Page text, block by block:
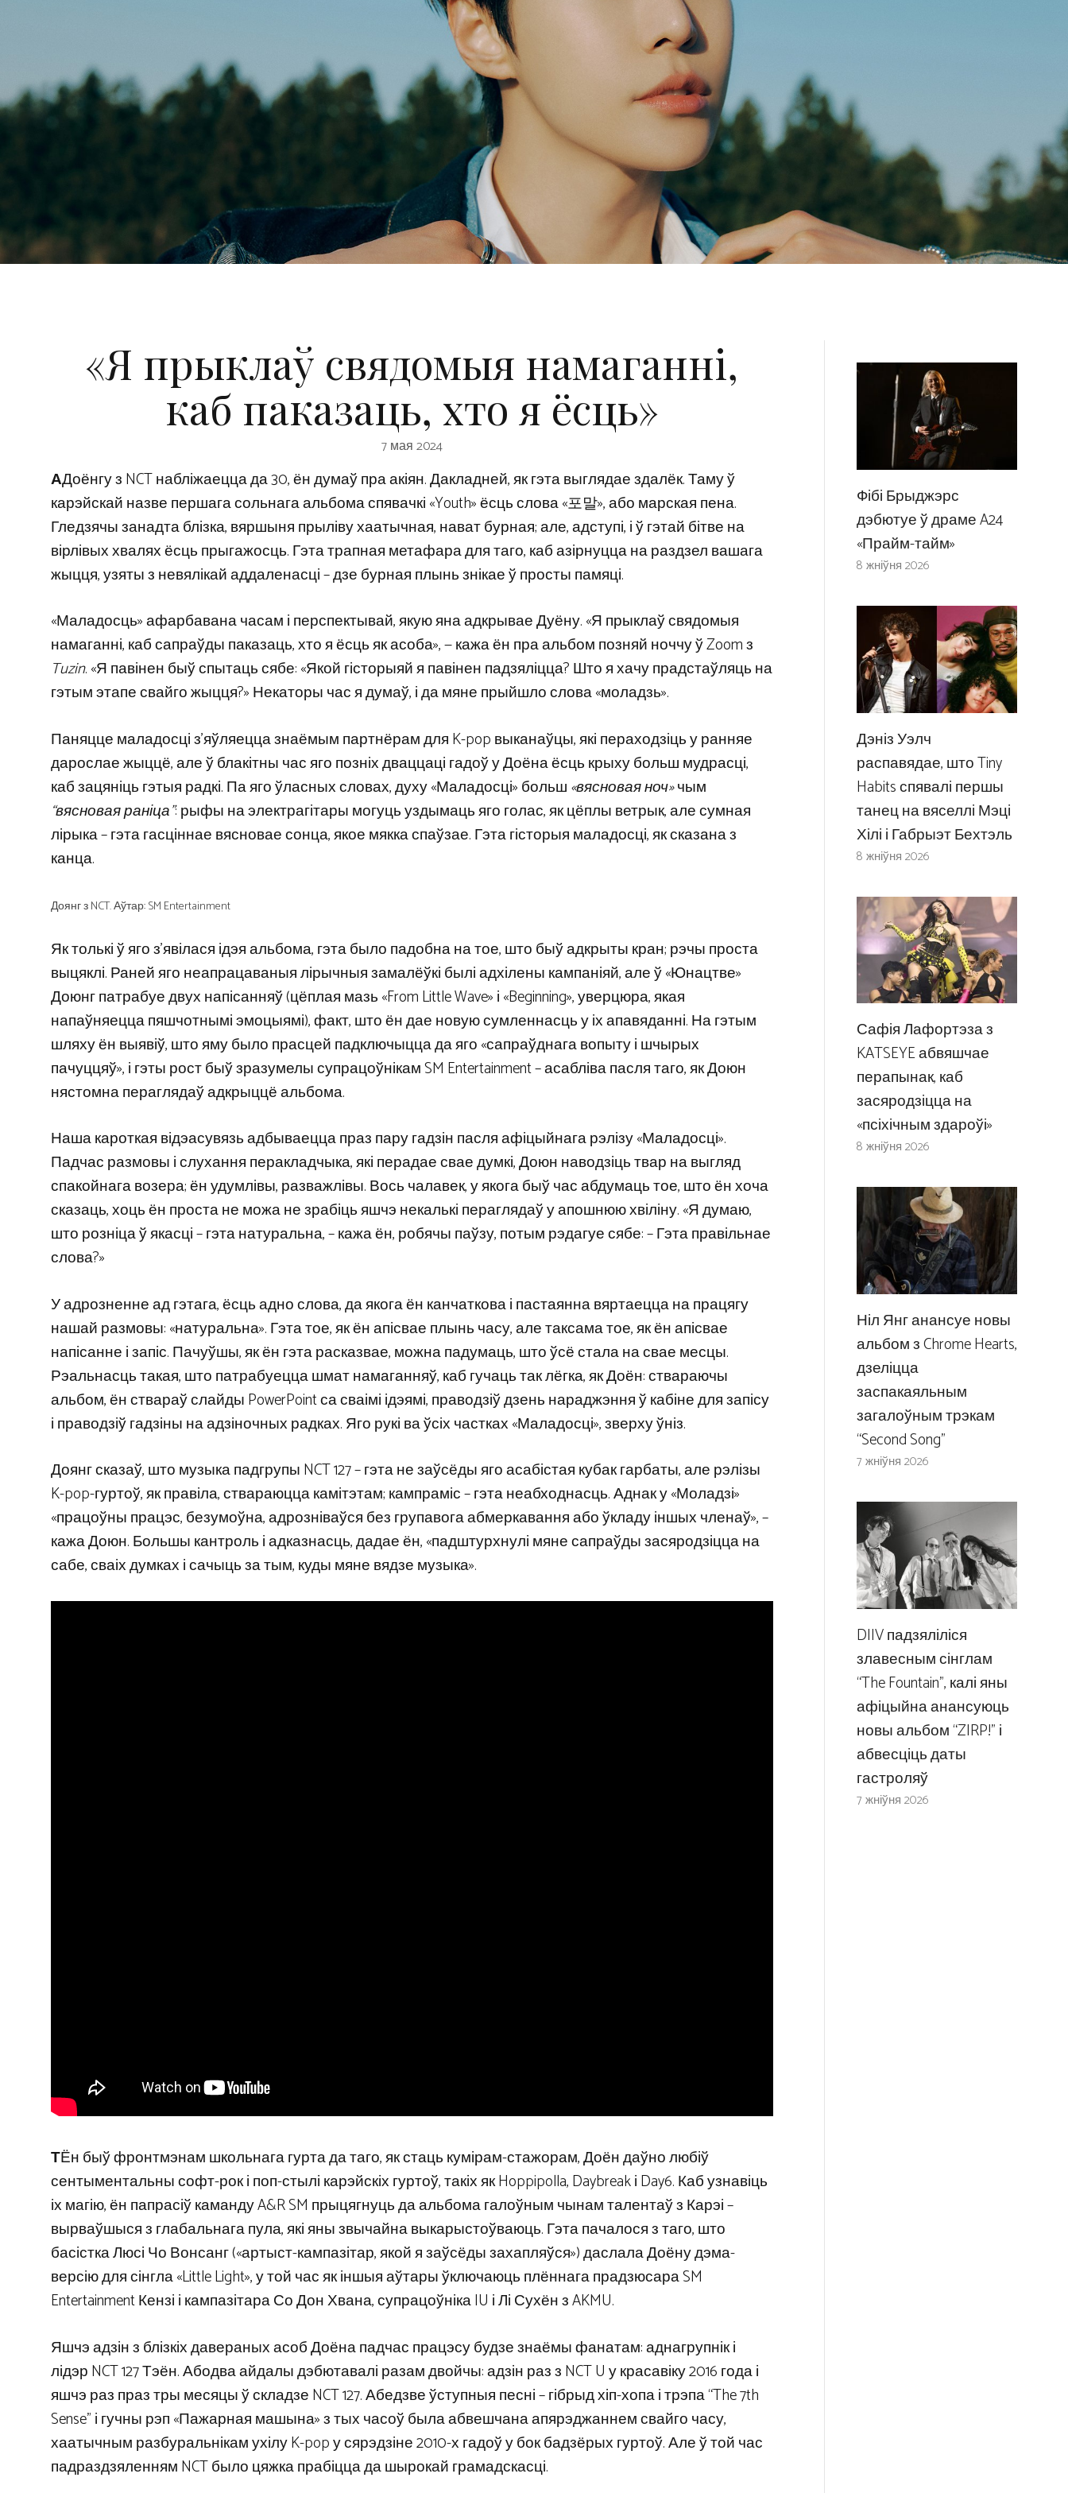
«Я прыклаў свядомыя намаганні,
каб паказаць, хто я ёсць»
7 мая 2024
АДоёнгу з NCT набліжаецца да 30, ён думаў пра акіян. Дакладней, як гэта выглядае здалёк. Таму ў
карэйскай назве першага сольнага альбома спявачкі «Youth» ёсць слова «포말», або марская пена.
Гледзячы занадта блізка, вяршыня прыліву хаатычная, нават бурная; але, адступі, і ў гэтай бітве на
вірлівых хвалях ёсць прыгажосць. Гэта трапная метафара для таго, каб азірнуцца на раздзел вашага
жыцця, узяты з невялікай аддаленасці – дзе бурная плынь знікае ў просты памяці.
«Маладосць» афарбавана часам і перспектывай, якую яна адкрывае Дуёну. «Я прыклаў свядомыя
намаганні, каб сапраўды паказаць, хто я ёсць як асоба», — кажа ён пра альбом позняй ноччу ў Zoom з
Tuzin. «Я павінен быў спытаць сябе: «Якой гісторыяй я павінен падзяліцца? Што я хачу прадстаўляць на
гэтым этапе свайго жыцця?» Некаторы час я думаў, і да мяне прыйшло слова «моладзь».
Паняцце маладосці з'яўляецца знаёмым партнёрам для K-pop выканаўцы, які пераходзіць у ранняе
дарослае жыццё, але ў блакітны час яго позніх дваццаці гадоў у Доёна ёсць крыху больш мудрасці,
каб зацяніць гэтыя радкі. Па яго ўласных словах, духу «Маладосці» больш«вясновая ноч»чым
“вясновая раніца”: рыфы на электрагітары могуць уздымаць яго голас, як цёплы ветрык, але сумная
лірыка – гэта гасціннае вясновае сонца, якое мякка спаўзае. Гэта гісторыя маладосці, як сказана з
канца.
Доянг з NCT. Аўтар: SM Entertainment
Як толькі ў яго з'явілася ідэя альбома, гэта было падобна на тое, што быў адкрыты кран; рэчы проста
выцяклі. Раней яго неапрацаваныя лірычныя замалёўкі былі адхілены кампаніяй, але ў «Юнацтве»
Доюнг патрабуе двух напісанняў (цёплая мазь «From Little Wave» і «Beginning», уверцюра, якая
напаўняецца пяшчотнымі эмоцыямі), факт, што ён дае новую сумленнасць у іх апавяданні. На гэтым
шляху ён выявіў, што яму было прасцей падключыцца да яго «сапраўднага вопыту і шчырых
пачуццяў», і гэты рост быў зразумелы супрацоўнікам SM Entertainment – асабліва пасля таго, як Доюн
нястомна пераглядаў адкрыццё альбома.
Наша кароткая відэасувязь адбываецца праз пару гадзін пасля афіцыйнага рэлізу «Маладосці».
Падчас размовы і слухання перакладчыка, які перадае свае думкі, Доюн наводзіць твар на выгляд
спакойнага возера; ён удумлівы, разважлівы. Вось чалавек, у якога быў час абдумаць тое, што ён хоча
сказаць, хоць ён проста не можа не зрабіць яшчэ некалькі пераглядаў у апошнюю хвіліну. «Я думаю,
што розніца ў якасці – гэта натуральна, – кажа ён, робячы паўзу, потым рэдагуе сябе: – Гэта правільнае
слова?»
У адрозненне ад гэтага, ёсць адно слова, да якога ён канчаткова і пастаянна вяртаецца на працягу
нашай размовы: «натуральна». Гэта тое, як ён апісвае плынь часу, але таксама тое, як ён апісвае
напісанне і запіс. Пачуўшы, як ён гэта расказвае, можна падумаць, што ўсё стала на свае месцы.
Рэальнасць такая, што патрабуецца шмат намаганняў, каб гучаць так лёгка, як Доён: ствараючы
альбом, ён ствараў слайды PowerPoint са сваімі ідэямі, праводзіў дзень нараджэння ў кабіне для запісу
і праводзіў гадзіны на адзіночных радках. Яго рукі ва ўсіх частках «Маладосці», зверху ўніз.
Доянг сказаў, што музыка падгрупы NCT 127 – гэта не заўсёды яго асабістая кубак гарбаты, але рэлізы
K-pop-гуртоў, як правіла, ствараюцца камітэтам; кампраміс – гэта неабходнасць. Аднак у «Моладзі»
«працоўны працэс, безумоўна, адрозніваўся без групавога абмеркавання або ўкладу іншых членаў», –
кажа Доюн. Большы кантроль і адказнасць, дадае ён, «падштурхнулі мяне сапраўды засяродзіцца на
сабе, сваіх думках і сачыць за тым, куды мяне вядзе музыка».
ТЁн быў фронтмэнам школьнага гурта да таго, як стаць кумірам-стажорам, Доён даўно любіў
сентыментальны софт-рок і поп-стылі карэйскіх гуртоў, такіх як Hoppipolla, Daybreak і Day6. Каб узнавіць
іх магію, ён папрасіў каманду A&R SM прыцягнуць да альбома галоўным чынам талентаў з Карэі –
вырваўшыся з глабальнага пула, які яны звычайна выкарыстоўваюць. Гэта пачалося з таго, што
басістка Люсі Чо Вонсанг («артыст-кампазітар, якой я заўсёды захапляўся») даслала Доёну дэма-
версію для сінгла «Little Light», у той час як іншыя аўтары ўключаюць плённага прадзюсара SM
Entertainment Кензі і кампазітара Со Дон Хвана, супрацоўніка IU і Лі Сухён з AKMU.
Яшчэ адзін з блізкіх давераных асоб Доёна падчас працэсу будзе знаёмы фанатам: аднагрупнік і
лідэр NCT 127 Тэён. Абодва айдалы дэбютавалі разам двойчы: адзін раз з NCT U у красавіку 2016 года і
яшчэ раз праз тры месяцы ў складзе NCT 127. Абедзве ўступныя песні – гібрыд хіп-хопа і трэпа “The 7th
Sense” і гучны рэп «Пажарная машына» з тых часоў была абвешчана апярэджаннем свайго часу,
хаатычным разбуральнікам ухілу K-pop у сярэдзіне 2010-х гадоў у бок бадзёрых гуртоў. Але ў той час
падраздзяленням NCT было цяжка прабіцца да шырокай грамадскасці.
Фібі Брыджэрс
дэбютуе ў драме A24
«Прайм-тайм»
8 жніўня 2026
Дэніз Уэлч
распавядае, што Tiny
Habits спявалі першы
танец на вяселлі Мэці
Хілі і Габрыэт Бехтэль
8 жніўня 2026
Сафія Лафортэза з
KATSEYE абвяшчае
перапынак, каб
засяродзіцца на
«псіхічным здароўі»
8 жніўня 2026
Ніл Янг анансуе новы
альбом з Chrome Hearts,
дзеліцца
заспакаяльным
загалоўным трэкам
“Second Song”
7 жніўня 2026
DIIV падзяліліся
злавесным сінглам
“The Fountain”, калі яны
афіцыйна анансуюць
новы альбом “ZIRP!” і
абвесціць даты
гастроляў
7 жніўня 2026